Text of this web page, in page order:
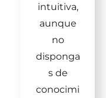
intuitiva,
aunque
no
disponga
s de
conocimi